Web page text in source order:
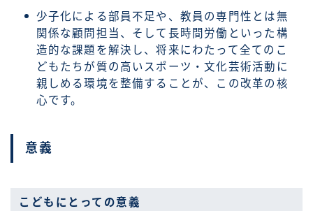
少子化による部員不足や、教員の専門性とは無
関係な顧問担当、そして長時間労働といった構
造的な課題を解決し、将来にわたって全てのこ
どもたちが質の高いスポーツ・文化芸術活動に
親しめる環境を整備することが、この改革の核
心です。
意義
こどもにとっての意義